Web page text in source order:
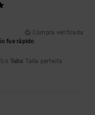
Compra verificada
fue rápido
/5 Talla: Talla perfecta